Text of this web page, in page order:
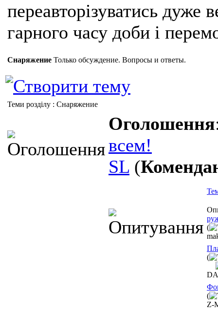
переавторізуватись
гарного часу доби і
Снаряжение Только обсуждение. Вопросы и ответы.
Теми розділу : Снаряжение
Оголошення
всем!
SL (
(
(
(
Z-